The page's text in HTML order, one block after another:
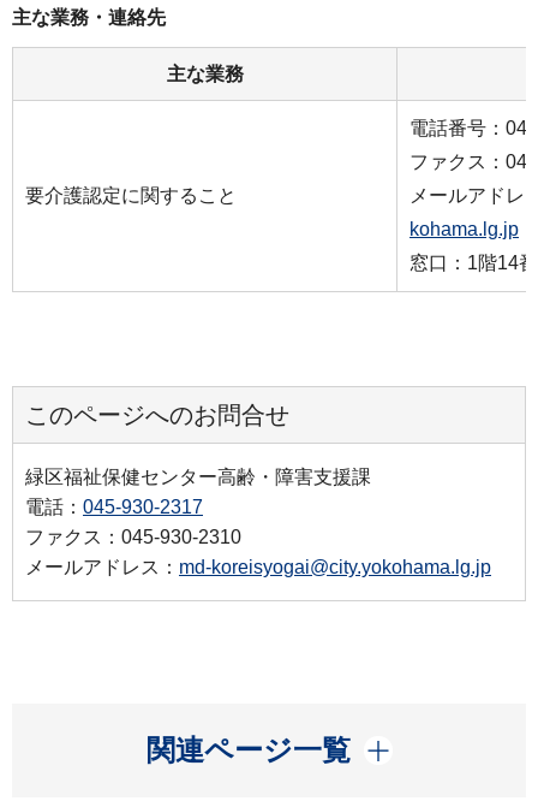
主な業務・連絡先
主な業務
要介護認定に関すること
電話番号：
ファクス：
メールアドレ
kohama.lg.jp
窓口：1階14
このページへのお問合せ
緑区福祉保健センター高齢・障害支援課
電話： 045-930-2317
ファクス：045-930-2310
メールアドレス： md-koreisyogai@city.yokohama.lg.jp
関連ページ一覧
開く